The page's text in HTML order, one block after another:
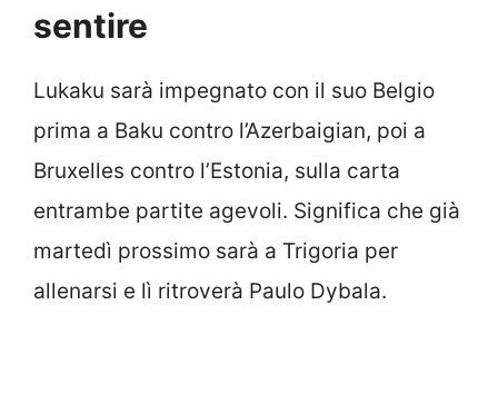
sentire
Lukaku sarà impegnato con il suo Belgio
prima a Baku contro l’Azerbaigian, poi a
Bruxelles contro l’Estonia, sulla carta
entrambe partite agevoli. Significa che già
martedì prossimo sarà a Trigoria per
allenarsi e lì ritroverà Paulo Dybala.